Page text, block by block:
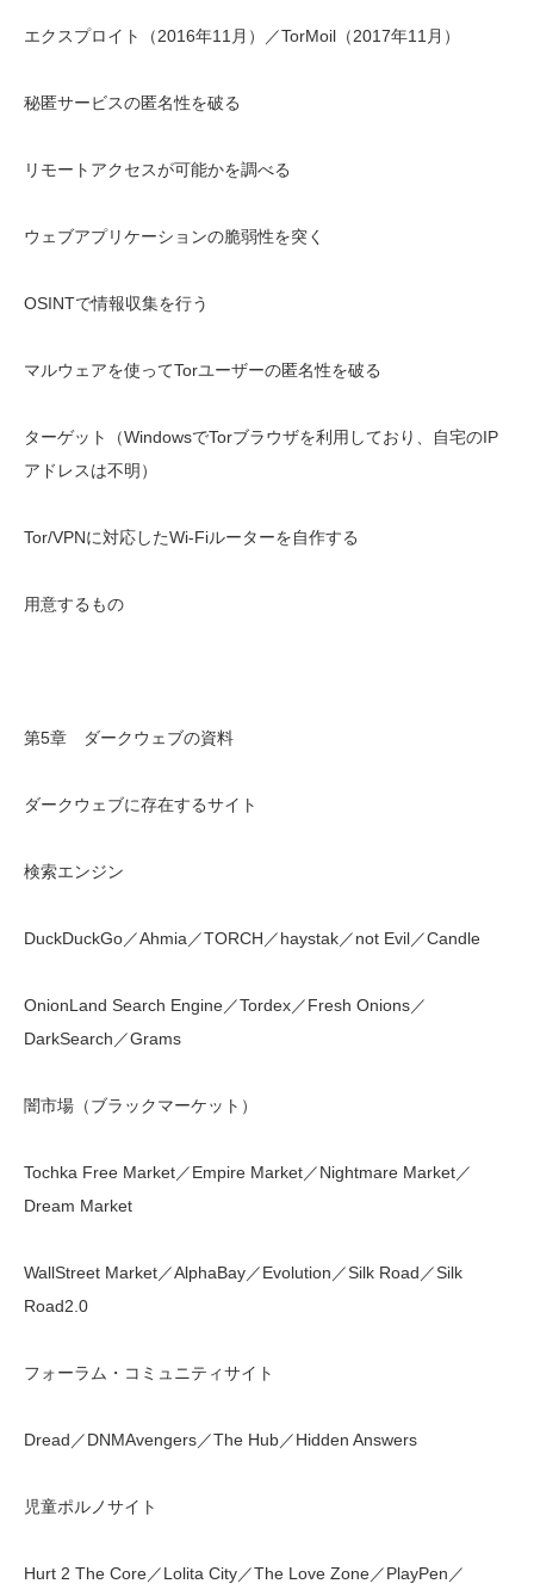
エクスプロイト（2016年11月）／TorMoil（2017年11月）
秘匿サービスの匿名性を破る
リモートアクセスが可能かを調べる
ウェブアプリケーションの脆弱性を突く
OSINTで情報収集を行う
マルウェアを使ってTorユーザーの匿名性を破る
ターゲット（WindowsでTorブラウザを利用しており、自宅のIP
アドレスは不明）
Tor/VPNに対応したWi-Fiルーターを自作する
用意するもの
第5章 ダークウェブの資料
ダークウェブに存在するサイト
検索エンジン
DuckDuckGo／Ahmia／TORCH／haystak／not Evil／Candle
OnionLand Search Engine／Tordex／Fresh Onions／
DarkSearch／Grams
闇市場（ブラックマーケット）
Tochka Free Market／Empire Market／Nightmare Market／
Dream Market
WallStreet Market／AlphaBay／Evolution／Silk Road／Silk
Road2.0
フォーラム・コミュニティサイト
Dread／DNMAvengers／The Hub／Hidden Answers
児童ポルノサイト
Hurt 2 The Core／Lolita City／The Love Zone／PlayPen／